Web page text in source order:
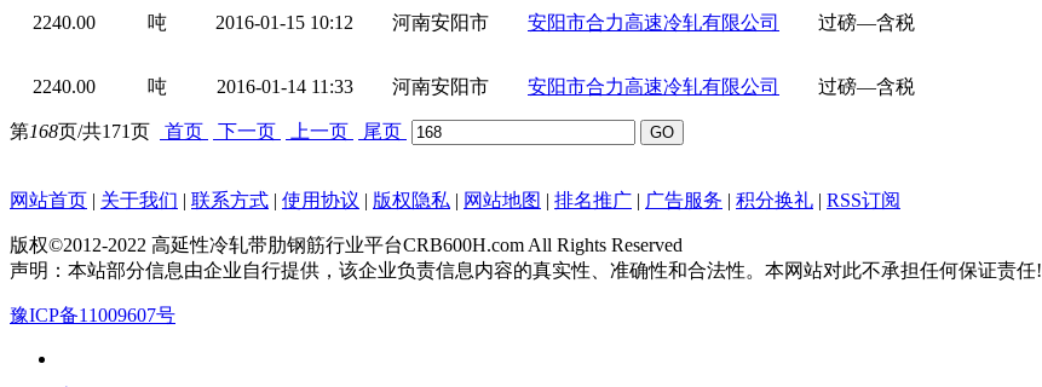
2240.00 吨 2016-01-15 10:12 河南安阳市 安阳市合力高速冷轧有限公司 过磅—含税
2240.00 吨 2016-01-14 11:33 河南安阳市 安阳市合力高速冷轧有限公司 过磅—含税
第168页/共171 页 首页 下一页 上一页 尾页
网站首页 关于我们 联系方式 使用协议 版权隐私 网站地图 排名推广 广告服务 积分换礼 RSS订阅
版权©2012-2022 高延性冷轧带肋钢筋行业平台CRB600H.com All Rights Reserved
声明：本站部分信息由企业自行提供，该企业负责信息内容的真实性、准确性和合法性。本网站对此不承担任何保证责任!
豫ICP备11009607号